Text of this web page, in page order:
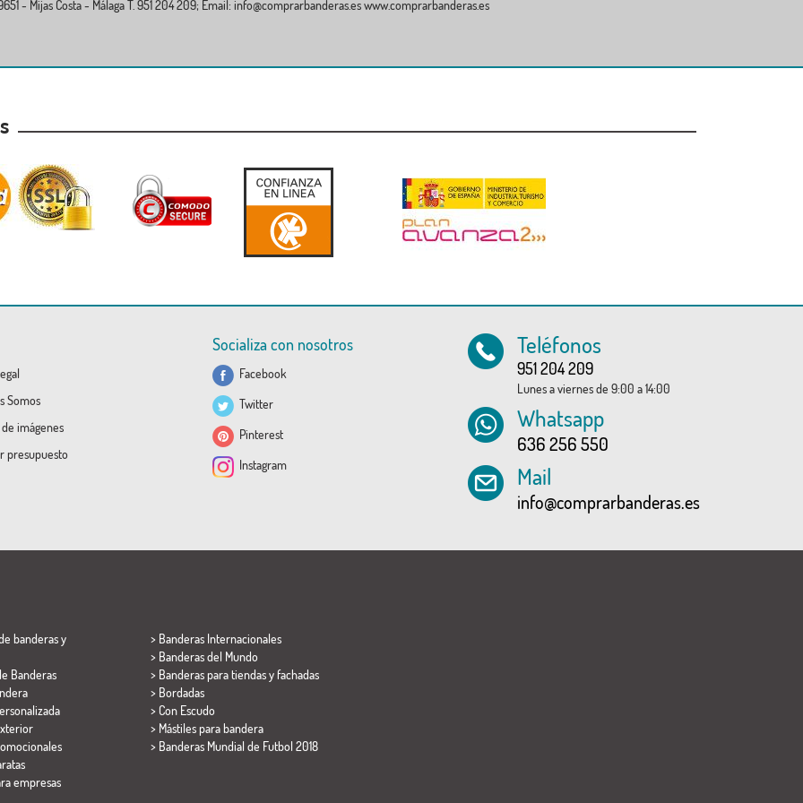
- Mijas Costa - Málaga T. 951 204 209; Email: info@comprarbanderas.es www.comprarbanderas.es
Será de aplicación lo dispuesto en las diferentes normativas respecto al plazo de conservación, en lo que resulte de aplicación al
de datos, ni se cederán datos a terceros, salvo para el cumplimiento de las obligaciones legales.
la portabilidad de los mismos, oponerse al tratamiento y solicitar la limitación de éste, puede ejercer los anteriores derechos
indicada.
a la AGPD, mediante la sede electrónica de la Autoridad (https://sedeagpd.gob.es/sede-electronica-web/
Somos
imágenes
presupuesto
Socializa con nosotros
Facebook
Twitter
Pinterest
Instagram
Teléfonos
951 204 209
Lunes a viernes de 9:00 a 14:00
Whatsapp
636 256 550
Mail
info@comprarbanderas.es
banderas y
Banderas
empresas
> Banderas Internacionales
> Banderas del Mundo
> Banderas para tiendas y fachadas
> Bordadas
> Con Escudo
> Mástiles para bandera
> Banderas Mundial de Futbol 2018